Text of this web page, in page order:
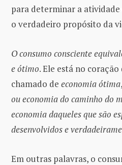
para determinar a
o verdadeiro propósito da
O consumo consciente
e ótimo. Ele está no
chamado de economia ótima,
ou economia do caminho do
economia daqueles que são
desenvolvidos e
Em outras palavras, o